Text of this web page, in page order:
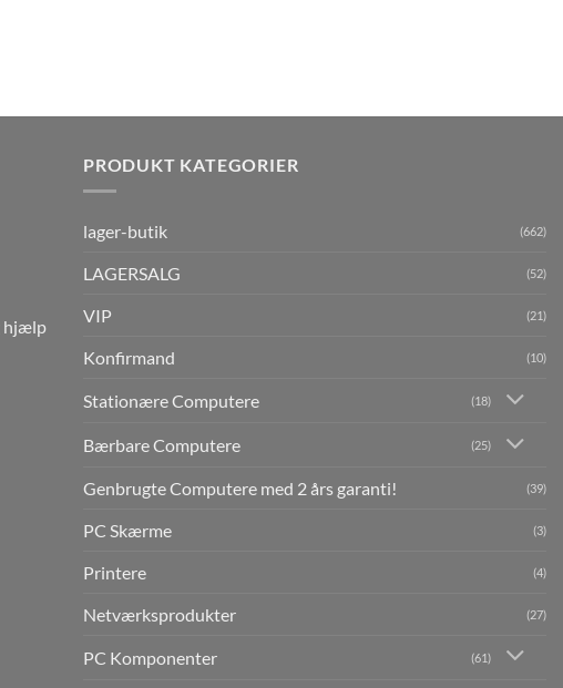
hjælp
PRODUKT KATEGORIER
lager-butik (662)
LAGERSALG (52)
VIP (21)
Konfirmand (10)
Stationære Computere (18)
Bærbare Computere (25)
Genbrugte Computere med 2 års garanti! (39)
PC Skærme (3)
Printere (4)
Netværksprodukter (27)
PC Komponenter (61)